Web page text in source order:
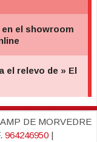
DE MORVEDRE
964246950|